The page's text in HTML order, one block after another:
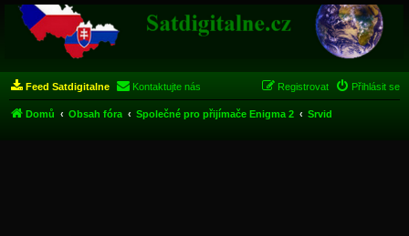
Feed Satdigitalne Kontaktujte nás Přihlásit se
Registrovat
Domů Obsah fóra Společné pro přijímače Enigma 2 Srvid